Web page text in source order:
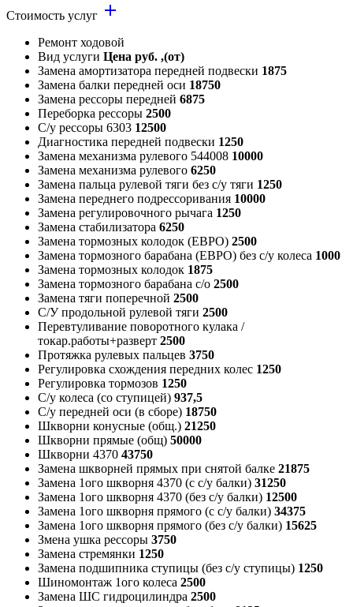
Стоимость услуг add
Ремонт ходовой
Вид услуги Цена руб. ,(от)
Замена амортизатора передней подвески 1875
Замена балки передней оси 18750
Замена рессоры передней 6875
Переборка рессоры 2500
С/у рессоры 6303 12500
Диагностика передней подвески 1250
Замена механизма рулевого 544008 10000
Замена механизма рулевого 6250
Замена пальца рулевой тяги без с/у тяги 1250
Замена переднего подрессоривания 10000
Замена регулировочного рычага 1250
Замена стабилизатора 6250
Замена тормозных колодок (ЕВРО) 2500
Замена тормозного барабана (ЕВРО) без с/у колеса 1000
Замена тормозных колодок 1875
Замена тормозного барабана с/о 2500
Замена тяги поперечной 2500
С/У продольной рулевой тяги 2500
Перевтуливание поворотного кулака /
токар.работы+разверт 2500
Протяжка рулевых пальцев 3750
Регулировка схождения передних колес 1250
Регулировка тормозов 1250
С/у колеса (со ступицей) 937,5
С/у передней оси (в сборе) 18750
Шкворни конусные (общ.) 21250
Шкворни прямые (общ) 50000
Шкворни 4370 43750
Замена шкворней прямых при снятой балке 21875
Замена 1ого шкворня 4370 (с с/у балки) 31250
Замена 1ого шкворня 4370 (без с/у балки) 12500
Замена 1ого шкворня прямого (с с/у балки) 34375
Замена 1ого шкворня прямого (без с/у балки) 15625
Змена ушка рессоры 3750
Замена стремянки 1250
Замена подшипника ступицы (без с/у ступицы) 1250
Шиномонтаж 1ого колеса 2500
Замена ШС гидроцилиндра 2500